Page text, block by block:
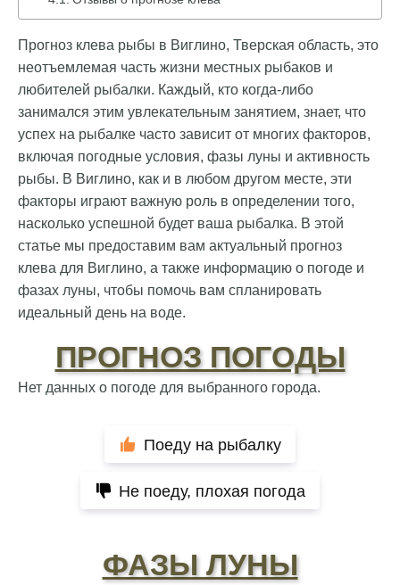
Прогноз клева рыбы в Виглино, Тверская область, это
неотъемлемая часть жизни местных рыбаков и
любителей рыбалки. Каждый, кто когда-либо
занимался этим увлекательным занятием, знает, что
успех на рыбалке часто зависит от многих факторов,
включая погодные условия, фазы луны и активность
рыбы. В Виглино, как и в любом другом месте, эти
факторы играют важную роль в определении того,
насколько успешной будет ваша рыбалка. В этой
статье мы предоставим вам актуальный прогноз
клева для Виглино, а также информацию о погоде и
фазах луны, чтобы помочь вам спланировать
идеальный день на воде.
ПРОГНОЗ ПОГОДЫ
Нет данных о погоде для выбранного города.
Поеду на рыбалку
Не поеду, плохая погода
ФАЗЫ ЛУНЫ